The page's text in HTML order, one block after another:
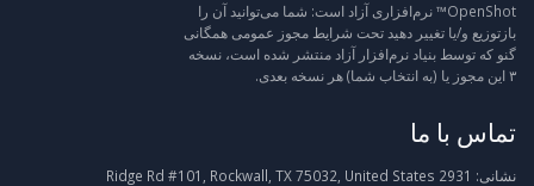
OpenShot™ نرم‌افزاری آزاد است: شما می‌توانید آن را
بازتوزیع و/یا تغییر دهید تحت شرایط مجوز عمومی همگانی
گنو که توسط بنیاد نرم‌افزار آزاد منتشر شده است، نسخه
۳ این مجوز یا (به انتخاب شما) هر نسخه بعدی.
تماس با ما
نشانی: